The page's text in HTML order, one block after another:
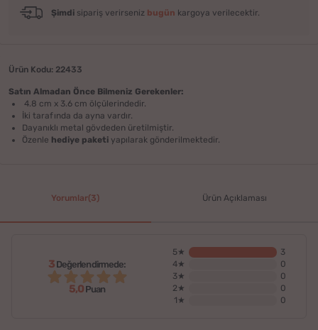
Şimdi sipariş verirseniz bugün kargoya verilecektir.
Ürün Kodu: 22433
Satın Almadan Önce Bilmeniz Gerekenler:
4.8 cm x 3.6 cm ölçülerindedir.
İki tarafında da ayna vardır.
Dayanıklı metal gövdeden üretilmiştir.
Özenle hediye paketi yapılarak gönderilmektedir.
Yorumlar(3) Ürün Açıklaması
3Değerlendirmede:
5,0Puan
5★
3
4★
0
3★
0
2★
0
1★
0